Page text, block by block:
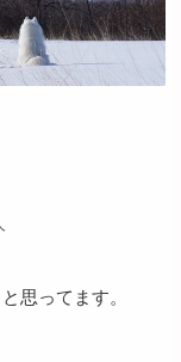
思ってます。